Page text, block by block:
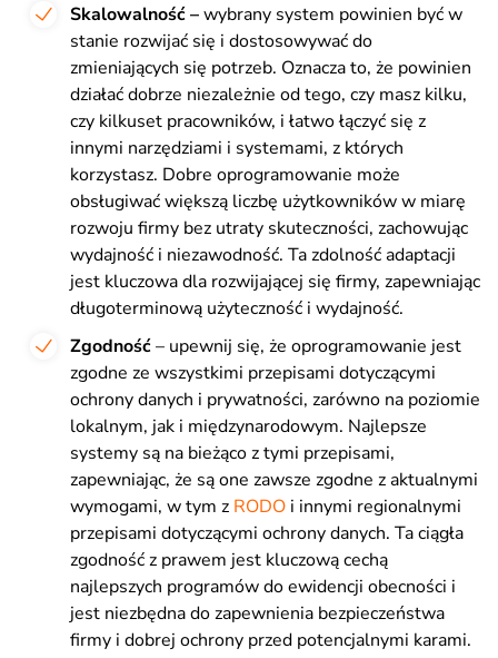
Skalowalność –wybrany system powinien być w
stanie rozwijać się i dostosowywać do
zmieniających się potrzeb. Oznacza to, że powinien
działać dobrze niezależnie od tego, czy masz kilku,
czy kilkuset pracowników, i łatwo łączyć się z
innymi narzędziami i systemami, z których
korzystasz. Dobre oprogramowanie może
obsługiwać większą liczbę użytkowników w miarę
rozwoju firmy bez utraty skuteczności, zachowując
wydajność i niezawodność. Ta zdolność adaptacji
jest kluczowa dla rozwijającej się firmy, zapewniając
długoterminową użyteczność i wydajność.
Zgodność– upewnij się, że oprogramowanie jest
zgodne ze wszystkimi przepisami dotyczącymi
ochrony danych i prywatności, zarówno na poziomie
lokalnym, jak i międzynarodowym. Najlepsze
systemy są na bieżąco z tymi przepisami,
zapewniając, że są one zawsze zgodne z aktualnymi
wymogami, w tym z RODO i innymi regionalnymi
przepisami dotyczącymi ochrony danych. Ta ciągła
zgodność z prawem jest kluczową cechą
najlepszych programów do ewidencji obecności i
jest niezbędna do zapewnienia bezpieczeństwa
firmy i dobrej ochrony przed potencjalnymi karami.